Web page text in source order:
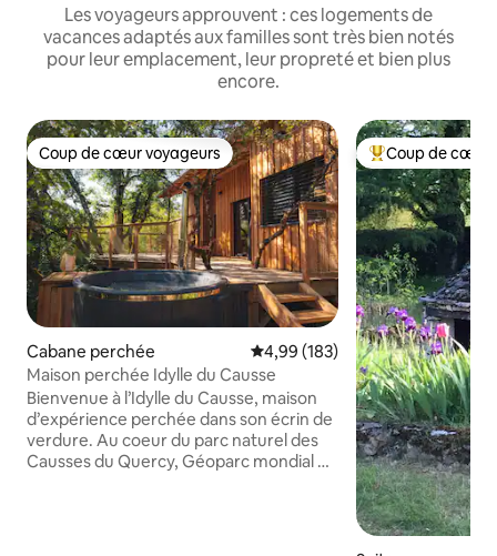
Les voyageurs approuvent : ces logements de
vacances adaptés aux familles sont très bien notés
pour leur emplacement, leur propreté et bien plus
encore.
Coup de cœur voyageurs
Coup de cœur voyageurs
Cabane perchée Évaluation moyenne sur la
4,99 (183)
Maison perchée Idylle du Causse
Bienvenue à l’Idylle du Causse, maison
d’expérience perchée dans son écrin de
verdure. Au coeur du parc naturel des
Causses du Quercy, Géoparc mondial de
Coups de cœur
Coup de cœur